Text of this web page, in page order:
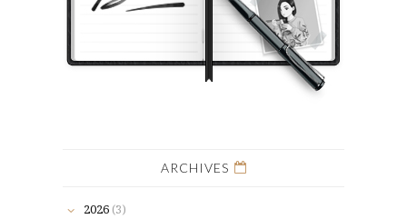
ARCHIVES
2026 (3)